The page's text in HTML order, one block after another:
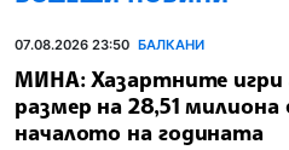
07.08.2026 23:50 БАЛКАНИ
МИНА: Хазартните игри
размер на 28,51
началото на годината